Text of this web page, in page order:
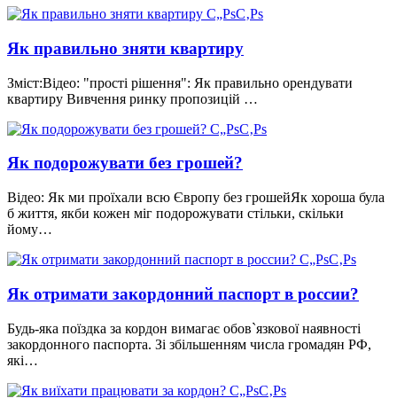
Як правильно зняти квартиру
Зміст:Відео: "прості рішення": Як правильно орендувати
квартиру Вивчення ринку пропозицій …
Як подорожувати без грошей?
Відео: Як ми проїхали всю Європу без грошейЯк хороша була
б життя, якби кожен міг подорожувати стільки, скільки
йому…
Як отримати закордонний паспорт в россии?
Будь-яка поїздка за кордон вимагає обов`язкової наявності
закордонного паспорта. Зі збільшенням числа громадян РФ,
які…